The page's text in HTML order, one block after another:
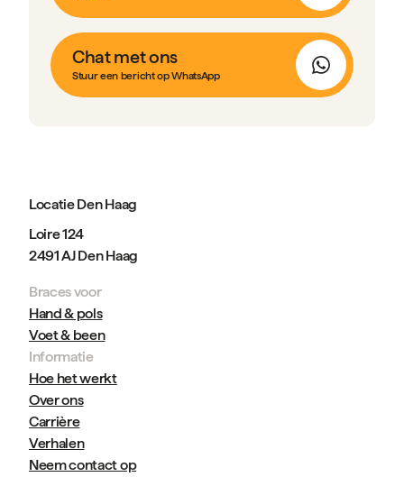
Chat met ons
Stuur een bericht op WhatsApp
Locatie Den Haag
Loire 124
2491 AJ Den Haag
Braces voor
Hand & pols
Voet & been
Informatie
Hoe het werkt
Over ons
Carrière
Verhalen
Neem contact op